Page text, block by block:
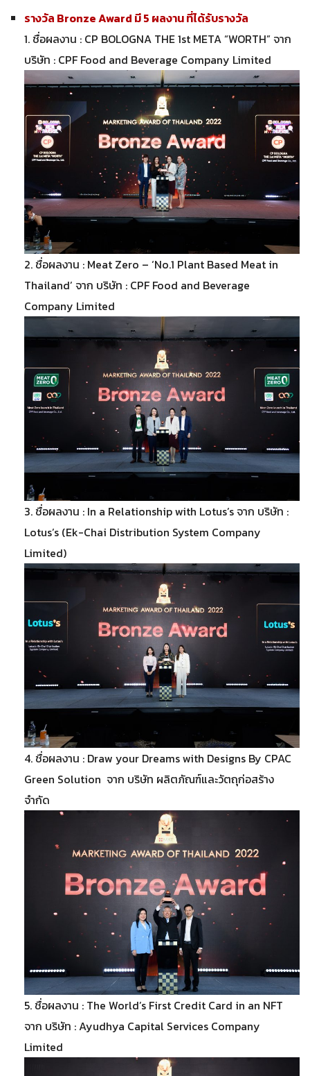
รางวัล Bronze Award มี 5 ผลงาน ที่ได้รับรางวัล
1. ชื่อผลงาน : CP BOLOGNA THE 1st META “WORTH” จาก
บริษัท : CPF Food and Beverage Company Limited
2. ชื่อผลงาน : Meat Zero – ‘No.1 Plant Based Meat in
Thailand’ จาก บริษัท : CPF Food and Beverage
Company Limited
3. ชื่อผลงาน : In a Relationship with Lotus’s จาก บริษัท :
Lotus’s (Ek-Chai Distribution System Company
Limited)
4. ชื่อผลงาน : Draw your Dreams with Designs By CPAC
Green Solution จาก บริษัท ผลิตภัณฑ์และวัตถุก่อสร้าง
จำกัด
5. ชื่อผลงาน : The World’s First Credit Card in an NFT
จาก บริษัท : Ayudhya Capital Services Company
Limited